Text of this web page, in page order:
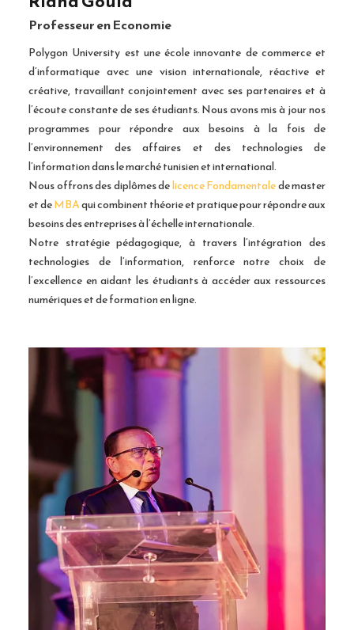
Professeur en Economie
Polygon University est une école innovante de commerce et
d’informatique avec une vision internationale, réactive et
créative, travaillant conjointement avec ses partenaires et à
l’écoute constante de ses étudiants. Nous avons mis à jour nos
programmes pour répondre aux besoins à la fois de
l’environnement des affaires et des technologies de
l’information dans le marché tunisien et international.
Nous offrons des diplômes delicence Fondamentalede master
et deMBAqui combinent théorie et pratique pour répondre aux
besoins des entreprises à l’échelle internationale.
Notre stratégie pédagogique, à travers l’intégration des
technologies de l’information, renforce notre choix de
l’excellence en aidant les étudiants à accéder aux ressources
numériques et de formation en ligne.